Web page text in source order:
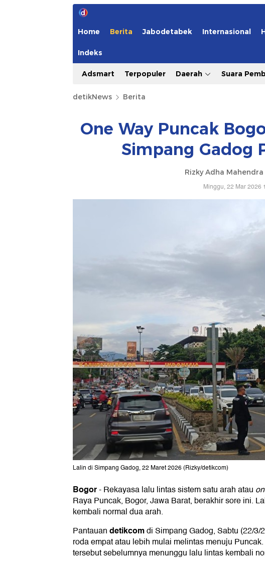
Home Berita Jabodetabek Internasional
Indeks
Adsmart Terpopuler Daerah Suara
detikNews Berita
One Way Puncak
Simpang Gadog
Rizky Adha Mahendra
Minggu, 22 Mar 2026
Lalin di Simpang Gadog, 22 Maret 2026 (Rizky/detikcom)
Bogor-Rekayasa lalu lintas sistem satu arah atau
Raya Puncak, Bogor, Jawa Barat, berakhir sore ini.
kembali normal dua arah.
Pantauandetikcomdi Simpang Gadog, Sabtu (22/3/
roda empat atau lebih mulai melintas menuju
tersebut sebelumnya menunggu lalu lintas kembali